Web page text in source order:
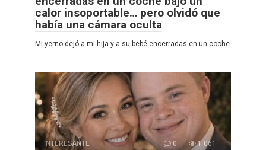
calor insoportable… pero olvidó que
había una cámara oculta
Mi yerno dejó a mi hija y a su bebé encerradas en un coche
INTERESANTE 0 1 061